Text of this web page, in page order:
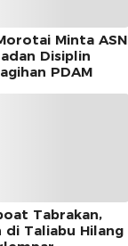
Minta ASN
Disiplin
PDAM
Tabrakan,
di Taliabu Hilang